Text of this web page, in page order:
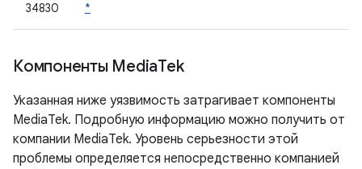
34830
*
Компоненты MediaTek
Указанная ниже уязвимость затрагивает компоненты
MediaTek. Подробную информацию можно получить от
компании MediaTek. Уровень серьезности этой
проблемы определяется непосредственно компанией